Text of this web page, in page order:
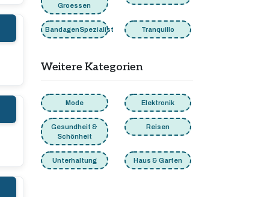
Groessen
BandagenSpezialist Tranquillo
Weitere Kategorien
Mode Elektronik
Gesundheit &
Schönheit
Reisen
Unterhaltung Haus & Garten